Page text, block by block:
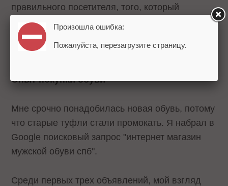
правильного посетителя, того, который
принадлежит к целевой аудитории.
Рассмотрим это на примере.
Опыт покупки обуви
Мне срочно понадобилась новая обувь, потому
что старые туфли стали промокать. Я набрал в
Google поисковый запрос "интернет магазин
мужской обуви спб".
Среди первых трех объявлений, мой взгляд
Произошла ошибка:
Пожалуйста, перезагрузите страницу.